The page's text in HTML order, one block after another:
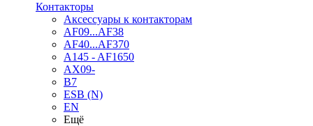
Контакторы
Аксессуары к контакторам
AF09...AF38
AF40...AF370
A145 - AF1650
AX09-
B7
ESB (N)
EN
Ещё